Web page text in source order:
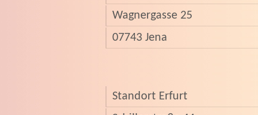
Wagnergasse 25
07743 Jena
Standort Erfurt